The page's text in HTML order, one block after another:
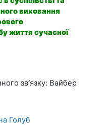
виховання
життя сучасної
зв’язку: Вайбер
Голуб